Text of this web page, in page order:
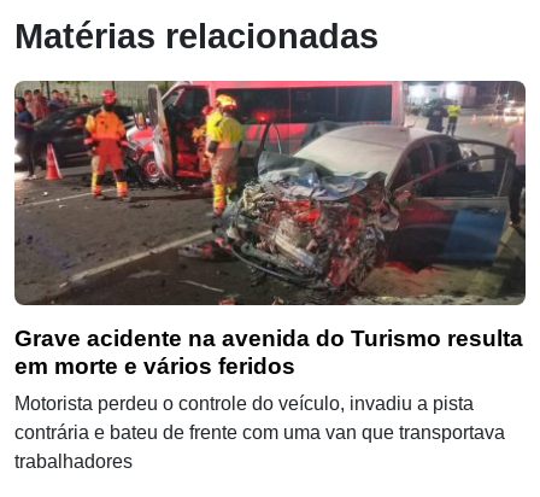
Matérias relacionadas
Grave acidente na avenida do Turismo resulta
em morte e vários feridos
Motorista perdeu o controle do veículo, invadiu a pista
contrária e bateu de frente com uma van que transportava
trabalhadores